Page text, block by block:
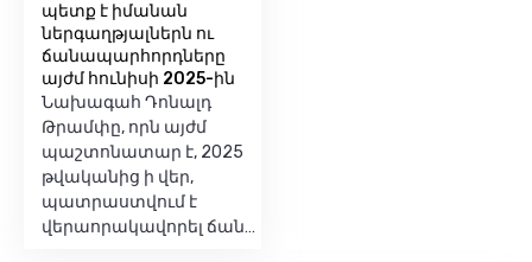
պետք է իմանան
ներգաղթյալներն ու
ճանապարհորդները
այժմ հունիսի 2025-ին
Նախագահ Դոնալդ
Թրամփը, որն այժմ
պաշտոնատար է, 2025
թվականից ի վեր,
պատրաստվում է
վերաորակավորել ճան…